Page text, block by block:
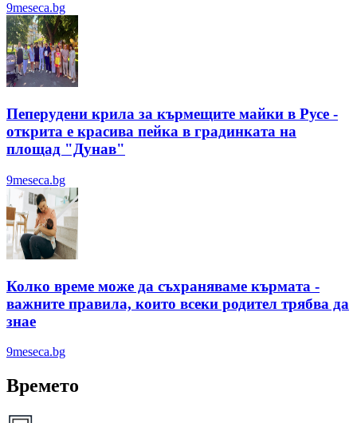
9meseca.bg
Пеперудени крила за кърмещите майки в Русе -
открита е красива пейка в градинката на
площад "Дунав"
9meseca.bg
Колко време може да съхраняваме кърмата -
важните правила, които всеки родител трябва да
знае
9meseca.bg
Времето